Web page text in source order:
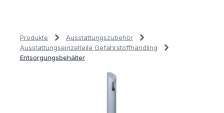
Produkte
Ausstattungszubehör
Ausstattungseinzelteile Gefahrstoffhandling
Entsorgungsbehälter
Bildergalerie überspringen